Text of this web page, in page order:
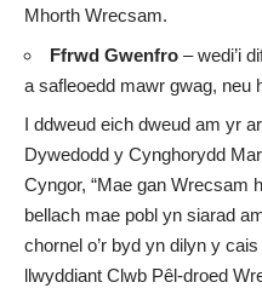
Mhorth Wrecsam.
Ffrwd Gwenfro – wedi’i
a safleoedd mawr gwag, neu
I ddweud eich dweud am yr
Dywedodd y Cynghorydd
Cyngor, “Mae gan Wrecsam
bellach mae pobl yn siarad
chornel o’r byd yn dilyn y
llwyddiant Clwb Pêl-droed